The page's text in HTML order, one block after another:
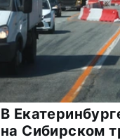
В
на Сибирском